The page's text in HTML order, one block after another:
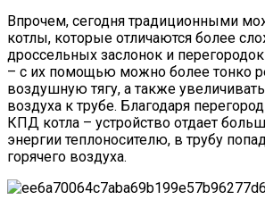
Впрочем, сегодня традиционными
котлы, которые отличаются более
дроссельных заслонок и перегородок
– с их помощью можно более тонко
воздушную тягу, а также увеличивать
воздуха к трубе. Благодаря
КПД котла – устройство отдает
энергии теплоносителю, в трубу
горячего воздуха.